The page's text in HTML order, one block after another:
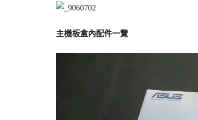
主機板盒內配件一覽